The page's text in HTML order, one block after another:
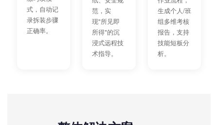
式，自动记
录拆装步骤
正确率。
范，实
现"所见即
所得"的沉
浸式远程技
术指导。
生成个人/班
组多维考核
报告，支持
技能短板分
析。